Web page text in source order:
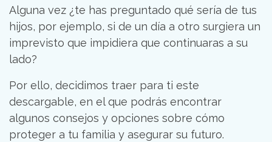
Alguna vez ¿te has preguntado qué sería de tus
hijos, por ejemplo, si de un día a otro surgiera un
imprevisto que impidiera que continuaras a su
lado?
Por ello, decidimos traer para ti este
descargable, en el que podrás encontrar
algunos consejos y opciones sobre cómo
proteger a tu familia y asegurar su futuro.